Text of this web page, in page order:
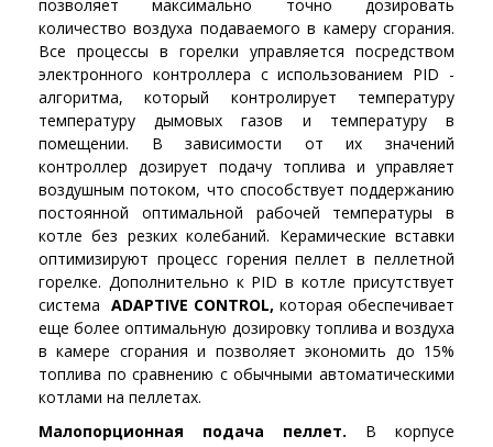
позволяет максимально точно дозировать
количество воздуха подаваемого в камеру сгорания.
Все процессы в горелки управляется посредством
электронного контроллера с использованием PID -
алгоритма, который контролирует температуру
температуру дымовых газов и температуру в
помещении. В зависимости от их значений
контроллер дозирует подачу топлива и управляет
воздушным потоком, что способствует поддержанию
постоянной оптимальной рабочей температуры в
котле без резких колебаний. Керамические вставки
оптимизируют процесс горения пеллет в пеллетной
горелке. Дополнительно к PID в котле присутствует
система ADAPTIVE CONTROL, которая обеспечивает
еще более оптимальную дозировку топлива и воздуха
в камере сгорания и позволяет экономить до 15%
топлива по сравнению с обычными автоматическими
котлами на пеллетах.
Малопорционная подача пеллет. В корпусе